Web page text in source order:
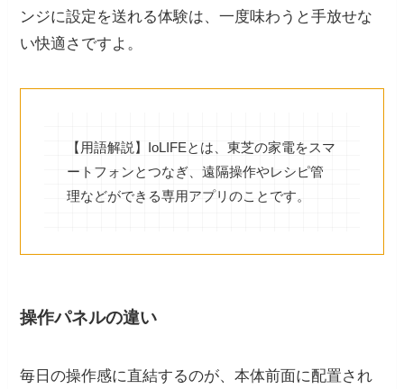
ンジに設定を送れる体験は、一度味わうと手放せな
い快適さですよ。
【用語解説】IoLIFEとは、東芝の家電をスマ
ートフォンとつなぎ、遠隔操作やレシピ管
理などができる専用アプリのことです。
操作パネルの違い
毎日の操作感に直結するのが、本体前面に配置され